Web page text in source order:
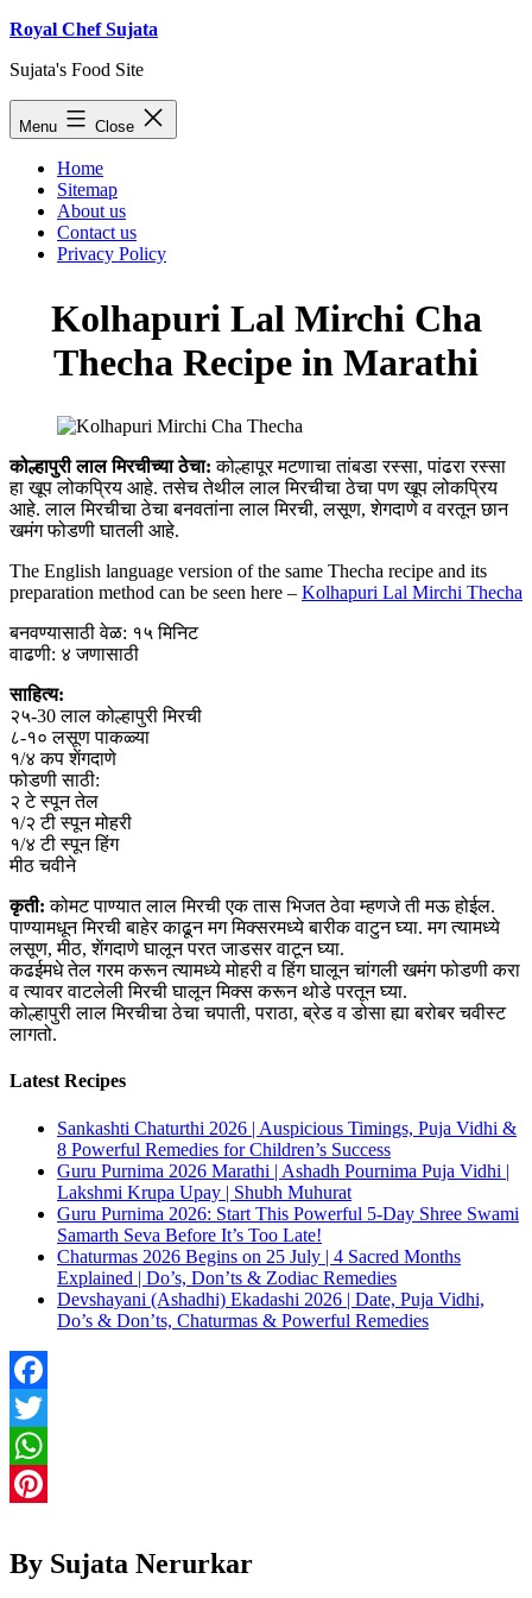
Skip
content
Royal Chef Sujata
Sujata's Food Site
Menu Close
Home
Sitemap
About us
Contact us
Privacy Policy
Kolhapuri Lal Mirchi Cha
Thecha Recipe in Marathi
कोल्हापुरी लाल मिरचीच्या ठेचा: कोल्हापूर मटणाचा तांबडा रस्सा, पांढरा रस्सा
हा खूप लोकप्रिय आहे. तसेच तेथील लाल मिरचीचा ठेचा पण खूप लोकप्रिय
आहे. लाल मिरचीचा ठेचा बनवतांना लाल मिरची, लसूण, शेगदाणे व वरतून छान
खमंग फोडणी घातली आहे.
The English language version of the same Thecha recipe and its
preparation method can be seen here – Kolhapuri Lal Mirchi Thecha
बनवण्यासाठी वेळ: १५ मिनिट
वाढणी: ४ जणासाठी
साहित्य:
२५-30 लाल कोल्हापुरी मिरची
८-१० लसूण पाकळ्या
१/४ कप शेंगदाणे
फोडणी साठी:
२ टे स्पून तेल
१/२ टी स्पून मोहरी
१/४ टी स्पून हिंग
मीठ चवीने
कृती: कोमट पाण्यात लाल मिरची एक तास भिजत ठेवा म्हणजे ती मऊ होईल.
पाण्यामधून मिरची बाहेर काढून मग मिक्सरमध्ये बारीक वाटुन घ्या. मग त्यामध्ये
लसूण, मीठ, शेंगदाणे घालून परत जाडसर वाटून घ्या.
कढईमधे तेल गरम करून त्यामध्ये मोहरी व हिंग घालून चांगली खमंग फोडणी करा
व त्यावर वाटलेली मिरची घालून मिक्स करून थोडे परतून घ्या.
कोल्हापुरी लाल मिरचीचा ठेचा चपाती, पराठा, ब्रेड व डोसा ह्या बरोबर चवीस्ट
लागतो.
Latest Recipes
Sankashti Chaturthi 2026 | Auspicious Timings, Puja Vidhi &
8 Powerful Remedies for Children’s Success
Guru Purnima 2026 Marathi | Ashadh Pournima Puja Vidhi |
Lakshmi Krupa Upay | Shubh Muhurat
Guru Purnima 2026: Start This Powerful 5-Day Shree Swami
Samarth Seva Before It’s Too Late!
Chaturmas 2026 Begins on 25 July | 4 Sacred Months
Explained | Do’s, Don’ts & Zodiac Remedies
Devshayani (Ashadhi) Ekadashi 2026 | Date, Puja Vidhi,
Do’s & Don’ts, Chaturmas & Powerful Remedies
Facebook
Twitter
WhatsApp
By Sujata Nerurkar